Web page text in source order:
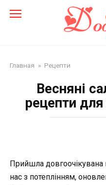
Главная » Рецепти
Весняні
рецепти
Прийшла довгоочікувана
нас з потеплінням,